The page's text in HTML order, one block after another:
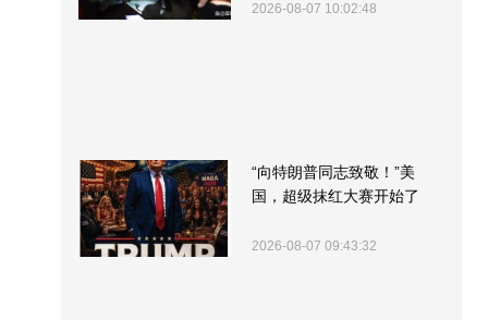
2026-08-07 10:02:48
“向特朗普同志致敬！”美
国，超级抹红大赛开始了
2026-08-07 09:43:32